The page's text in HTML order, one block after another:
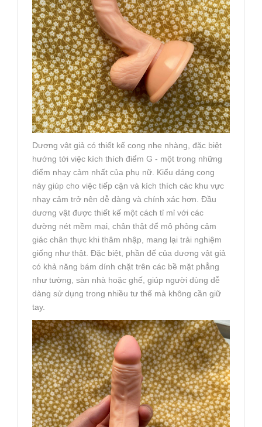
Dương vật giả có thiết kế cong nhẹ nhàng, đặc biệt
hướng tới việc kích thích điểm G - một trong những
điểm nhạy cảm nhất của phụ nữ. Kiểu dáng cong
này giúp cho việc tiếp cận và kích thích các khu vực
nhạy cảm trở nên dễ dàng và chính xác hơn. Đầu
dương vật được thiết kế một cách tỉ mỉ với các
đường nét mềm mại, chân thật để mô phỏng cảm
giác chân thực khi thâm nhập, mang lại trải nghiệm
giống như thật. Đặc biệt, phần đế của dương vật giả
có khả năng bám dính chặt trên các bề mặt phẳng
như tường, sàn nhà hoặc ghế, giúp người dùng dễ
dàng sử dụng trong nhiều tư thế mà không cần giữ
tay.